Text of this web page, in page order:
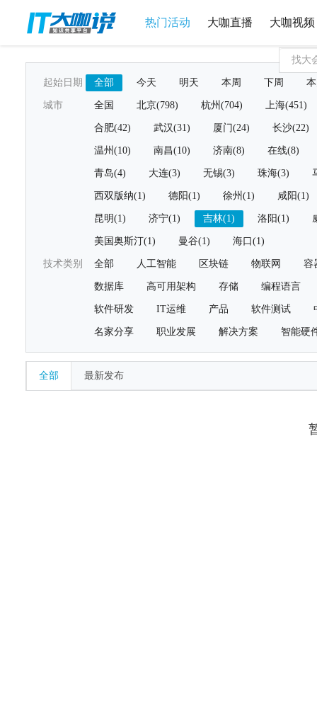
热门活动 大咖直播 大咖视频
起始日期 全部 今天 明天 本周 下周
城市 全国 北京(798) 杭州(704) 上海(451)
合肥(42) 武汉(31) 厦门(24) 长沙(22)
温州(10) 南昌(10) 济南(8) 在线(8)
青岛(4) 大连(3) 无锡(3) 珠海(3)
西双版纳(1) 德阳(1) 徐州(1) 咸阳(1)
昆明(1) 济宁(1) 吉林(1) 洛阳(1)
美国奥斯汀(1) 曼谷(1) 海口(1)
技术类别 全部 人工智能 区块链 物联网 容
数据库 高可用架构 存储 编程语言
软件研发 IT运维 产品 软件测试
名家分享 职业发展 解决方案 智能硬
全部 最新发布